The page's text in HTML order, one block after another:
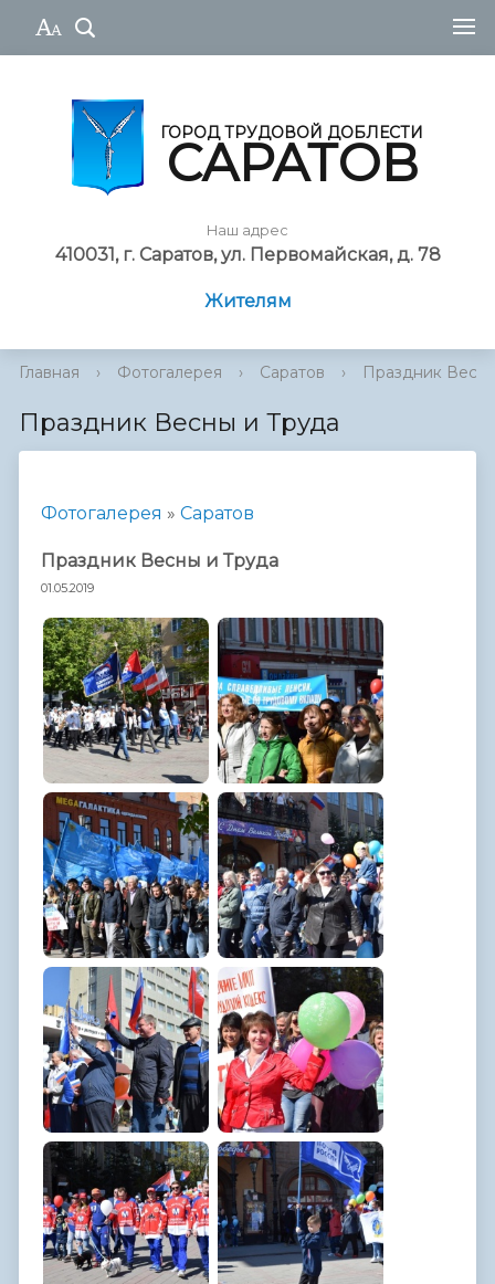
ГОРОД ТРУДОВОЙ ДОБЛЕСТИ
САРАТОВ
Наш адрес
410031, г. Саратов, ул. Первомайская, д. 78
Жителям
Главная › Фотогалерея › Саратов › Праздник
Праздник Весны и Труда
Фотогалерея » Саратов
Праздник Весны и Труда
01.05.2019